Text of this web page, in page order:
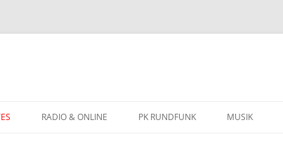
Inhalt
RADIO & ONLINE PK RUNDFUNK MUSIK